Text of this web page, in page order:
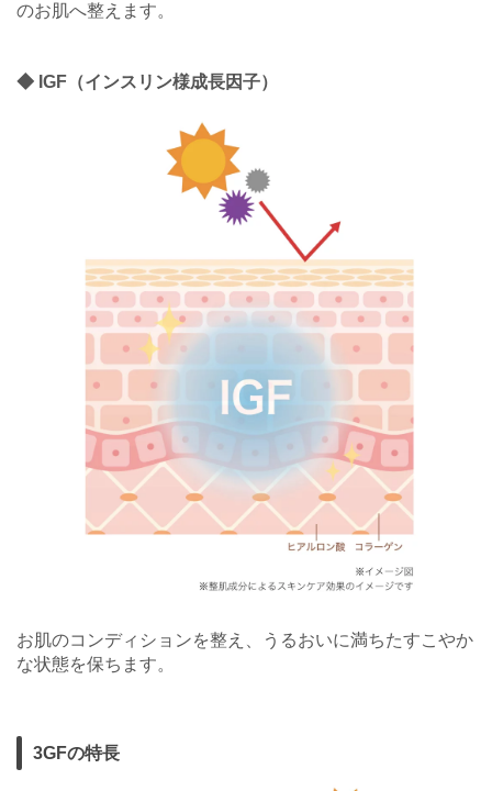
のお肌へ整えます。
◆ IGF（インスリン様成長因子）
お肌のコンディションを整え、うるおいに満ちたすこやか
な状態を保ちます。
3GFの特長